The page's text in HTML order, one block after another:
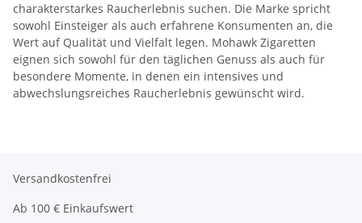
charakterstarkes Raucherlebnis suchen. Die Marke spricht
sowohl Einsteiger als auch erfahrene Konsumenten an, die
Wert auf Qualität und Vielfalt legen. Mohawk Zigaretten
eignen sich sowohl für den täglichen Genuss als auch für
besondere Momente, in denen ein intensives und
abwechslungsreiches Raucherlebnis gewünscht wird.
Versandkostenfrei
Ab 100 € Einkaufswert